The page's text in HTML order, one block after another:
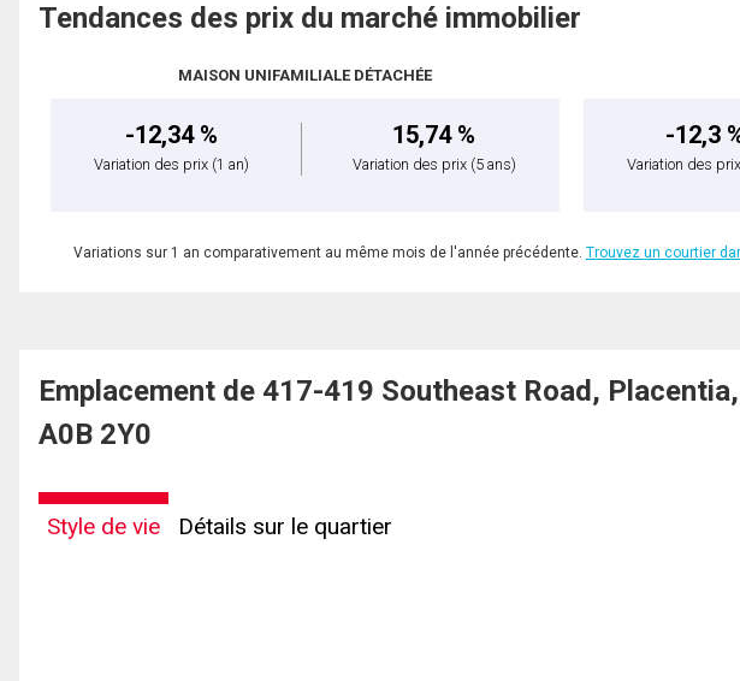
Tendances des prix du marché immobilier
MAISON UNIFAMILIALE DÉTACHÉE
-12,34 %
Variation des prix (1 an)
15,74 %
Variation des prix (5 ans)
-12,3
Variation des prix
Variations sur 1 an comparativement au même mois de l'année précédente. Trouvez un courtier
Emplacement de 417-419 Southeast Road,
A0B 2Y0
Style de vie Détails sur le quartier